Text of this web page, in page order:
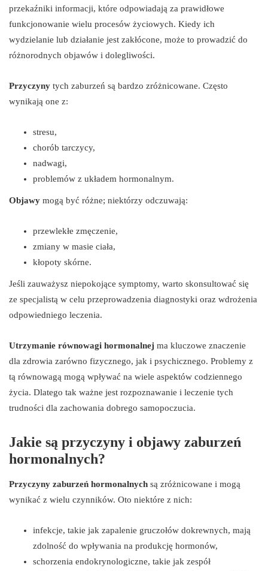
przekaźniki informacji, które odpowiadają za prawidłowe
funkcjonowanie wielu procesów życiowych. Kiedy ich
wydzielanie lub działanie jest zakłócone, może to prowadzić do
różnorodnych objawów i dolegliwości.
Przyczyny tych zaburzeń są bardzo zróżnicowane. Często
wynikają one z:
stresu,
chorób tarczycy,
nadwagi,
problemów z układem hormonalnym.
Objawy mogą być różne; niektórzy odczuwają:
przewlekłe zmęczenie,
zmiany w masie ciała,
kłopoty skórne.
Jeśli zauważysz niepokojące symptomy, warto skonsultować się
ze specjalistą w celu przeprowadzenia diagnostyki oraz wdrożenia
odpowiedniego leczenia.
Utrzymanie równowagi hormonalnej ma kluczowe znaczenie
dla zdrowia zarówno fizycznego, jak i psychicznego. Problemy z
tą równowagą mogą wpływać na wiele aspektów codziennego
życia. Dlatego tak ważne jest rozpoznawanie i leczenie tych
trudności dla zachowania dobrego samopoczucia.
Jakie są przyczyny i objawy zaburzeń
hormonalnych?
Przyczyny zaburzeń hormonalnych są zróżnicowane i mogą
wynikać z wielu czynników. Oto niektóre z nich:
infekcje, takie jak zapalenie gruczołów dokrewnych, mają
zdolność do wpływania na produkcję hormonów,
schorzenia endokrynologiczne, takie jak zespół